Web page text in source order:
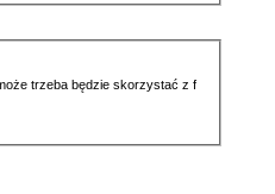
trzeba będzie skorzystać z f